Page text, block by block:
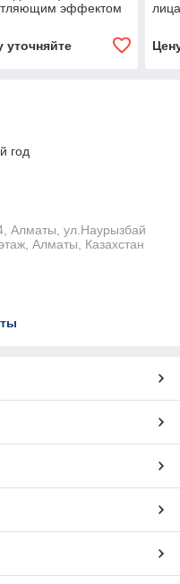
эффектом
уточняйте
год
Алматы, ул.Наурызбай
Алматы, Казахстан